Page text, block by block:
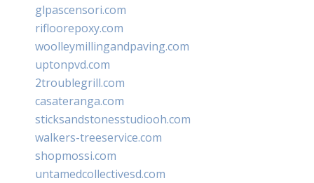
glpascensori.com
rifloorepoxy.com
woolleymillingandpaving.com
uptonpvd.com
2troublegrill.com
casateranga.com
sticksandstonesstudiooh.com
walkers-treeservice.com
shopmossi.com
untamedcollectivesd.com